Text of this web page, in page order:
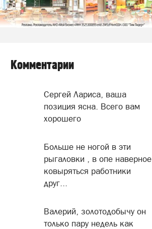
Комментарии
Сергей Лариса, ваша
позиция ясна. Всего вам
хорошего
Больше не ногой в эти
рыгаловки , в опе наверное
ковыряться работники
друг...
Валерий, золотодобычу он
только пару недель как